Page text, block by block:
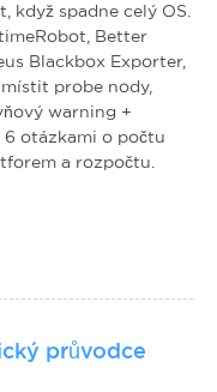
když spadne celý OS.
Better
Blackbox Exporter,
probe nody,
warning +
6 otázkami o počtu
a rozpočtu.
průvodce